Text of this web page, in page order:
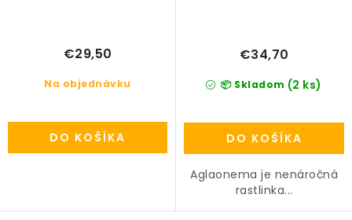
Na objednávku
€29,50
DO KOŠÍKA
📦 Skladom (2 ks)
€34,70
DO KOŠÍKA
Aglaonema je nenáročná
rastlinka...